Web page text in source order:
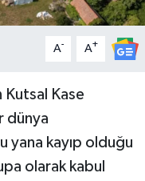
A- A+
Kutsal Kase
dünya
yana kayıp olduğu
olarak kabul